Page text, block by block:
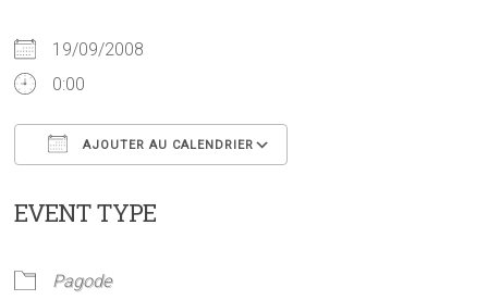
19/09/2008
0:00
AJOUTER AU CALENDRIER
EVENT TYPE
Pagode